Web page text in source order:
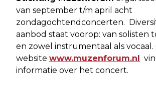
van september t/m april acht
zondagochtendconcerten.
aanbod staat voorop: van solisten
en zowel instrumentaal als vocaal.
website www.muzenforum.nl
informatie over het concert.